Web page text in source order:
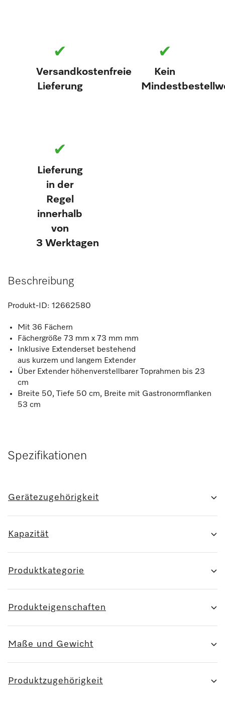
✔
Versandkostenfreie
Lieferung
✔
Kein
✔
Lieferung
in der
Regel
innerhalb
von
3 Werktagen
Beschreibung
Produkt-ID: 12662580
Mit 36 Fächern
Fächergröße 73 mm x 73 mm mm
Inklusive Extenderset bestehend
aus kurzem und langem Extender
Über Extender höhenverstellbarer Toprahmen bis 23
cm
Breite 50, Tiefe 50 cm, Breite mit Gastronormflanken
53 cm
Spezifikationen
Gerätezugehörigkeit
Kapazität
Produktkategorie
Produkteigenschaften
Maße und Gewicht
Produktzugehörigkeit